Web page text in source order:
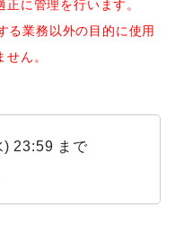
に管理を行います。
る業務以外の目的に使用
ん。
23:59 まで